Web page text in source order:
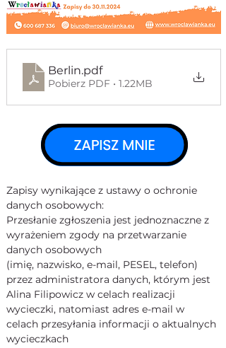
Berlin.pdf
Pobierz PDF • 1.22MB
Zapisy wynikające z ustawy o ochronie
danych osobowych:
Przesłanie zgłoszenia jest jednoznaczne z
wyrażeniem zgody na przetwarzanie
danych osobowych
(imię, nazwisko, e-mail, PESEL, telefon)
przez administratora danych, którym jest
Alina Filipowicz w celach realizacji
wycieczki, natomiast adres e-mail w
celach przesyłania informacji o aktualnych
wycieczkach